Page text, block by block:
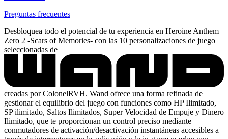
Preguntas frecuentes
Desbloquea todo el potencial de tu experiencia en Heroine Anthem
Zero 2 -Scars of Memories- con las 10 personalizaciones de juego
seleccionadas de
creadas por ColonelRVH. Wand ofrece una forma refinada de
gestionar el equilibrio del juego con funciones como HP Ilimitado,
SP ilimitado, Saltos Ilimitados, Super Velocidad de Empuje y Dinero
Ilimitado, que te proporcionan un control preciso mediante
conmutadores de activación/desactivación instantáneas accesibles a